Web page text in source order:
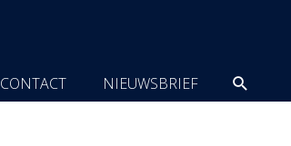
CONTACT NIEUWSBRIEF